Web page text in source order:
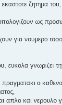
ζητημα
ως
για νουμερο
ευκολα γνωριζει
ο
απλο και νερουλο